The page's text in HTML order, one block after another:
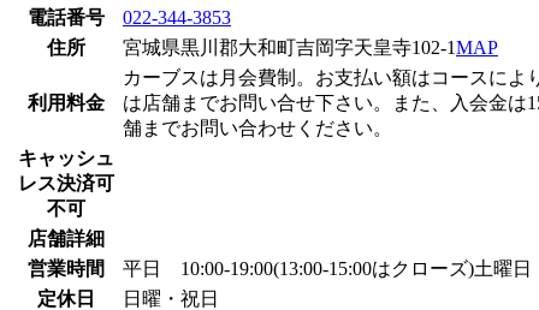
電話番号
022-344-3853
住所
宮城県黒川郡大和町吉岡字天皇寺102-1MAP
利用料金
カーブスは月会費制。お支払い額はコースによ
は店舗までお問い合せ下さい。また、入会金は
舗までお問い合わせください。
キャッシュ
レス決済可
不可
店舗詳細
営業時間
平日 10:00-19:00(13:00-15:00はクローズ)土曜
定休日
日曜・祝日